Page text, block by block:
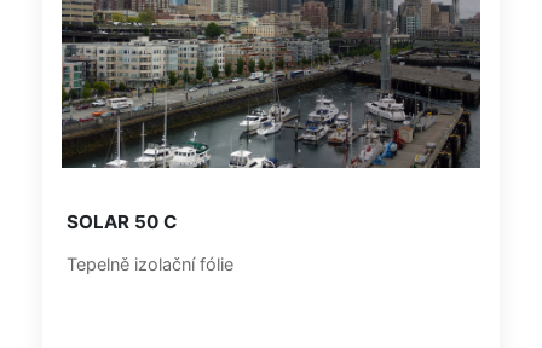
SOLAR 50 C
Tepelně izolační fólie